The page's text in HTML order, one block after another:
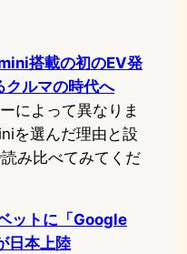
搭載の初のEV発
ルマの時代へ
によって異なりま
を選んだ理由と設
み比べてみてくだ
ットに「Google
日本上陸